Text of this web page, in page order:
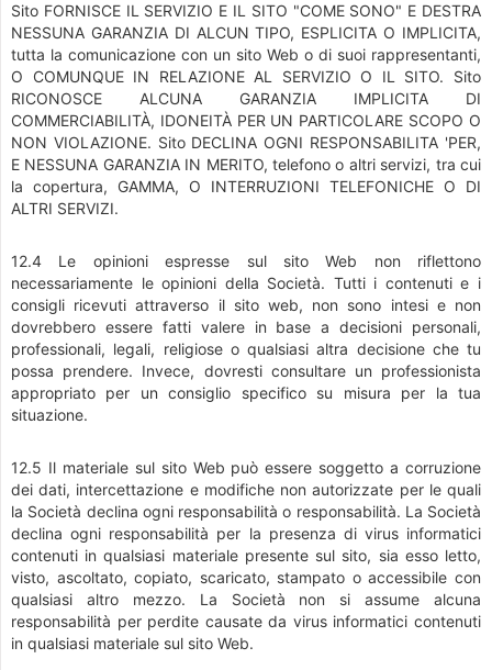
Sito FORNISCE IL SERVIZIO E IL SITO "COME SONO" E DESTRA
NESSUNA GARANZIA DI ALCUN TIPO, ESPLICITA O IMPLICITA,
tutta la comunicazione con un sito Web o di suoi rappresentanti,
O COMUNQUE IN RELAZIONE AL SERVIZIO O IL SITO. Sito
RICONOSCE ALCUNA GARANZIA IMPLICITA DI
COMMERCIABILITÀ, IDONEITÀ PER UN PARTICOLARE SCOPO O
NON VIOLAZIONE. Sito DECLINA OGNI RESPONSABILITA 'PER,
E NESSUNA GARANZIA IN MERITO, telefono o altri servizi, tra cui
la copertura, GAMMA, O INTERRUZIONI TELEFONICHE O DI
ALTRI SERVIZI.
12.4 Le opinioni espresse sul sito Web non riflettono
necessariamente le opinioni della Società. Tutti i contenuti e i
consigli ricevuti attraverso il sito web, non sono intesi e non
dovrebbero essere fatti valere in base a decisioni personali,
professionali, legali, religiose o qualsiasi altra decisione che tu
possa prendere. Invece, dovresti consultare un professionista
appropriato per un consiglio specifico su misura per la tua
situazione.
12.5 Il materiale sul sito Web può essere soggetto a corruzione
dei dati, intercettazione e modifiche non autorizzate per le quali
la Società declina ogni responsabilità o responsabilità. La Società
declina ogni responsabilità per la presenza di virus informatici
contenuti in qualsiasi materiale presente sul sito, sia esso letto,
visto, ascoltato, copiato, scaricato, stampato o accessibile con
qualsiasi altro mezzo. La Società non si assume alcuna
responsabilità per perdite causate da virus informatici contenuti
in qualsiasi materiale sul sito Web.